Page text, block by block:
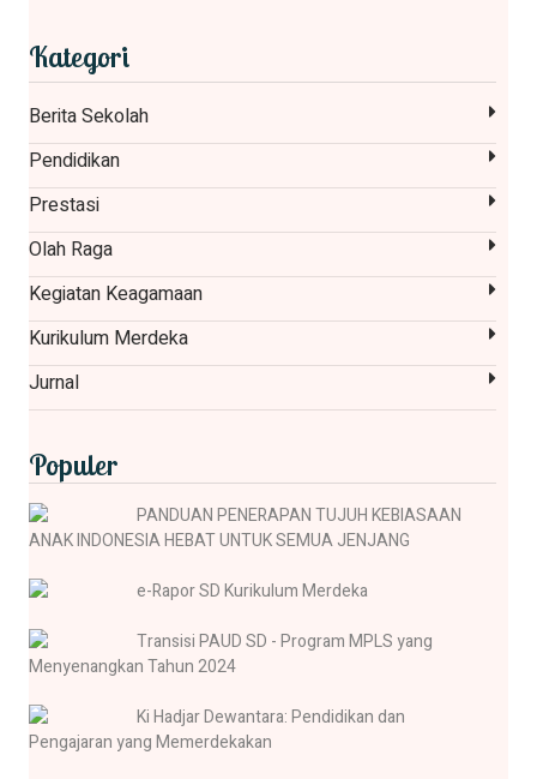
Kategori
Berita Sekolah
Pendidikan
Prestasi
Olah Raga
Kegiatan Keagamaan
Kurikulum Merdeka
Jurnal
Populer
PANDUAN PENERAPAN TUJUH KEBIASAAN
ANAK INDONESIA HEBAT UNTUK SEMUA JENJANG
e-Rapor SD Kurikulum Merdeka
Transisi PAUD SD - Program MPLS yang
Menyenangkan Tahun 2024
Ki Hadjar Dewantara: Pendidikan dan
Pengajaran yang Memerdekakan